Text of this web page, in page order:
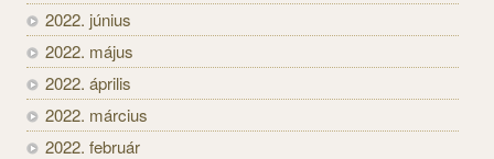
2022. június
2022. május
2022. április
2022. március
2022. február